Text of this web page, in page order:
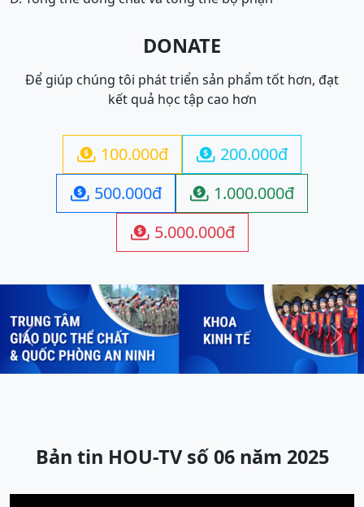
DONATE
Để giúp chúng tôi phát triển sản phẩm tốt hơn, đạt
kết quả học tập cao hơn
 100.000đ  200.000đ
 500.000đ  1.000.000đ
 5.000.000đ
Previous Next
Bản tin HOU-TV số 06 năm 2025